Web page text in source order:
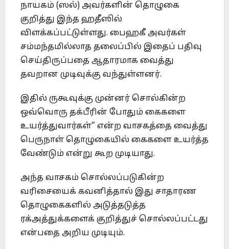
நாயகம் (ஸல்) அவர்களின் தொழுகை
குறித்து இந்த ஹதீஸில்
விளக்கப்பட்டுள்ளது. பைஹகீ அவர்கள்
சம்மந்தமில்லாத தலைப்பில் இதைப் பதிவு
செய்திருப்பதை ஆதாரமாக வைத்து
தவறான முடிவுக்கு வந்துள்ளனர்.
இதில் ருகூவுக்கு முன்னர் சொல்கின்ற
ஒவ்வொரு தக்பீரின் போதும் கைகளை
உயர்த்துவார்கள்” என்ற வாசகத்தை வைத்து
பெருநாள் தொழுகையில் கைகளை உயர்த்த
வேண்டும் என்று கூற முடியாது.
அந்த வாசகம் சொல்லப்படுகின்ற
வரிசையைக் கவனித்தால் இது சாதாரண
தொழுகைகளில் அடுத்தடுத்த
ரக்அத்துக்களைக் குறித்துச் சொல்லப்பட்டது
என்பதை அறிய முடியும்.